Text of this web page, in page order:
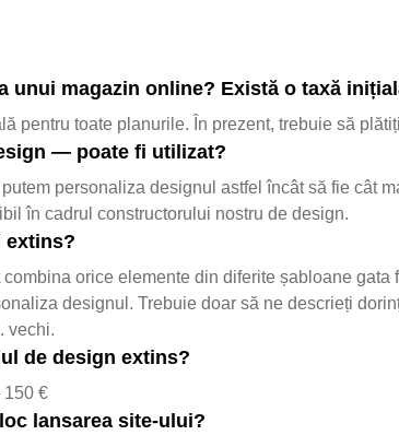
unui magazin online? Există o taxă
pentru toate planurile. În prezent, trebuie să
— poate fi utilizat?
personaliza designul astfel încât să fie cât
în cadrul constructorului nostru de design.
extins?
orice elemente din diferite șabloane gata
designul. Trebuie doar să ne descrieți
vechi.
de design extins?
€
lansarea site-ului?